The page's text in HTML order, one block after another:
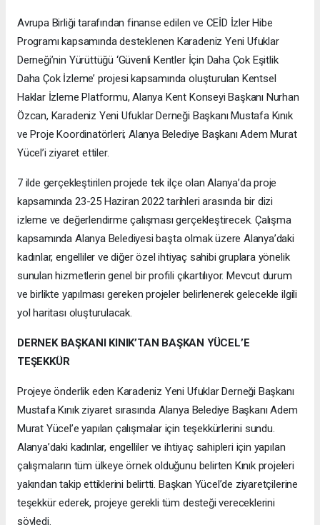
Avrupa Birliği tarafından finanse edilen ve CEİD İzler Hibe
Programı kapsamında desteklenen Karadeniz Yeni Ufuklar
Derneği’nin Yürüttüğü ‘Güvenli Kentler İçin Daha Çok Eşitlik
Daha Çok İzleme’ projesi kapsamında oluşturulan Kentsel
Haklar İzleme Platformu, Alanya Kent Konseyi Başkanı Nurhan
Özcan, Karadeniz Yeni Ufuklar Derneği Başkanı Mustafa Kınık
ve Proje Koordinatörleri; Alanya Belediye Başkanı Adem Murat
Yücel’i ziyaret ettiler.
7 ilde gerçekleştirilen projede tek ilçe olan Alanya’da proje
kapsamında 23-25 Haziran 2022 tarihleri arasında bir dizi
izleme ve değerlendirme çalışması gerçekleştirecek. Çalışma
kapsamında Alanya Belediyesi başta olmak üzere Alanya’daki
kadınlar, engelliler ve diğer özel ihtiyaç sahibi gruplara yönelik
sunulan hizmetlerin genel bir profili çıkartılıyor. Mevcut durum
ve birlikte yapılması gereken projeler belirlenerek gelecekle ilgili
yol haritası oluşturulacak.
DERNEK BAŞKANI KINIK’TAN BAŞKAN YÜCEL’E
TEŞEKKÜR
Projeye önderlik eden Karadeniz Yeni Ufuklar Derneği Başkanı
Mustafa Kınık ziyaret sırasında Alanya Belediye Başkanı Adem
Murat Yücel’e yapılan çalışmalar için teşekkürlerini sundu.
Alanya’daki kadınlar, engelliler ve ihtiyaç sahipleri için yapılan
çalışmaların tüm ülkeye örnek olduğunu belirten Kınık projeleri
yakından takip ettiklerini belirtti. Başkan Yücel’de ziyaretçilerine
teşekkür ederek, projeye gerekli tüm desteği vereceklerini
söyledi.